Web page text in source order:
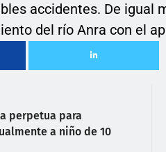
accidentes. De igual
del río Anra con el
perpetua para
a niño de 10